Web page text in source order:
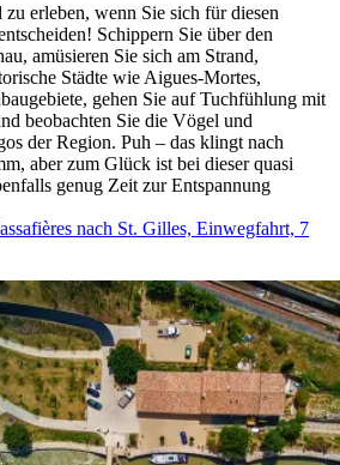
erleben, wenn Sie sich für diesen
Schippern Sie über den
amüsieren Sie sich am Strand,
Städte wie Aigues-Mortes,
gehen Sie auf Tuchfühlung mit
beobachten Sie die Vögel und
der Region. Puh – das klingt nach
aber zum Glück ist bei dieser quasi
genug Zeit zur Entspannung
nach St. Gilles, Einwegfahrt, 7